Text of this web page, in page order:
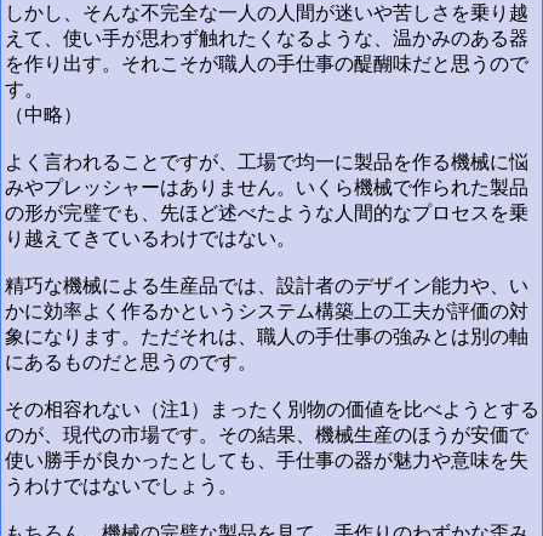
しかし、そんな不完全な一人の人間が迷いや苦しさを乗り越
えて、使い手が思わず触れたくなるような、温かみのある器
を作り出す。それこそが職人の手仕事の醍醐味だと思うので
す。
（中略）
よく言われることですが、工場で均一に製品を作る機械に悩
みやプレッシャーはありません。いくら機械で作られた製品
の形が完璧でも、先ほど述べたような人間的なプロセスを乗
り越えてきているわけではない。
精巧な機械による生産品では、設計者のデザイン能力や、い
かに効率よく作るかというシステム構築上の工夫が評価の対
象になります。ただそれは、職人の手仕事の強みとは別の軸
にあるものだと思うのです。
その相容れない（注1）まったく別物の価値を比べようとする
のが、現代の市場です。その結果、機械生産のほうが安価で
使い勝手が良かったとしても、手仕事の器が魅力や意味を失
うわけではないでしょう。